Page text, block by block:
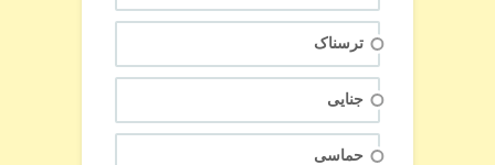
ترسناک
جنایی
حماسی